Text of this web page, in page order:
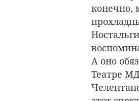
конечно,
А оно
Театре